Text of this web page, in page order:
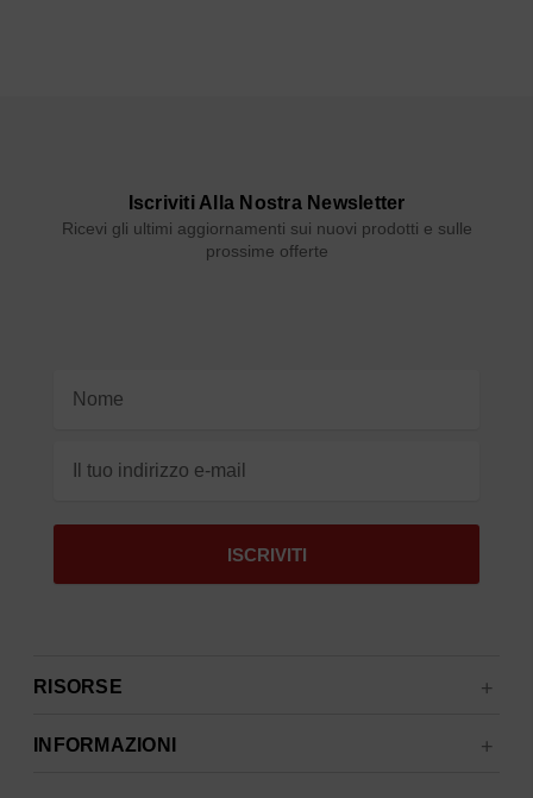
Iscriviti Alla Nostra Newsletter
Ricevi gli ultimi aggiornamenti sui nuovi prodotti e sulle
prossime offerte
RISORSE
INFORMAZIONI